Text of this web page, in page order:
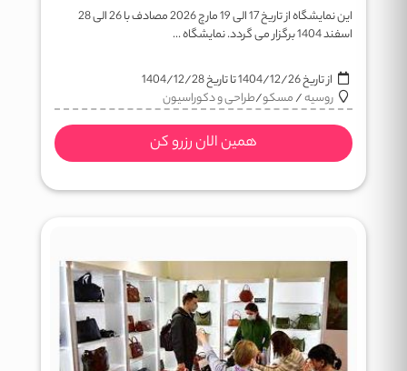
این نمایشگاه از تاریخ 17 الی 19 مارچ 2026 مصادف با 26 الی 28
اسفند 1404 برگزار می گردد. نمایشگاه ...
از تاریخ1404/12/26تا تاریخ1404/12/28
روسیه/مسکو/طراحی و دکوراسیون
همین الان رزرو کن